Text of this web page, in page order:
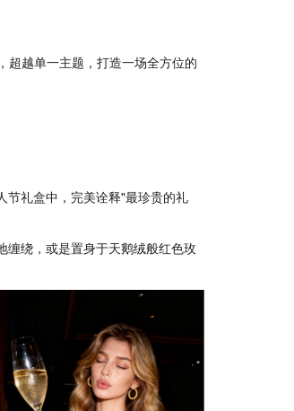
超越单一主题，打造一场全方位的
礼盒中，完美诠释"最珍贵的礼
缠绕，或是置身于天鹅绒般红色玫